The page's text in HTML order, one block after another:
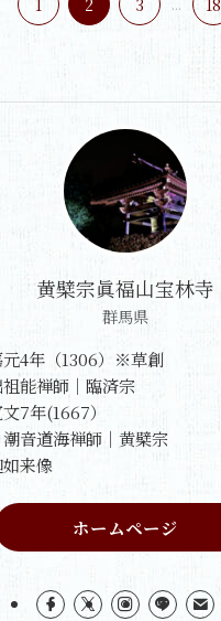
1 2 3 18
黄檗宗眞福山宝林寺
群馬県
元4年（1306）※草創
能禅師｜臨済宗
7年(1667）
音道海禅師｜黄檗宗
来像
ホームページ